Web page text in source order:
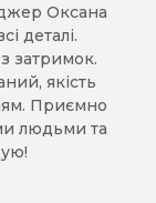
Оксана
деталі.
затримок.
якість
Приємно
людьми та